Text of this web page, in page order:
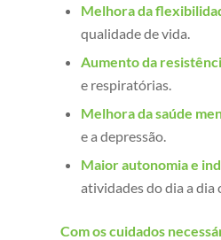
Melhora da
qualidade de vida.
Aumento da
e respiratórias.
Melhora da saúde
e a depressão.
Maior autonomia e
atividades do dia a dia
Com os cuidados